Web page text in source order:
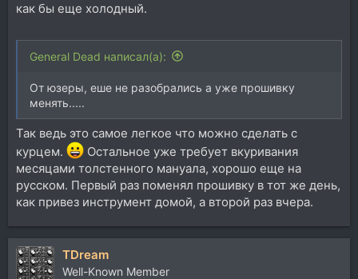
как бы еще холодный.
General Dead написал(а):
От юзеры, еше не разобрались а уже прошивку
менять.....
Так ведь это самое легкое что можно сделать с
курцем.
Остальное уже требует вкуривания
месяцами толстенного мануала, хорошо еще на
русском. Первый раз поменял прошивку в тот же день,
как привез инструмент домой, а второй раз вчера.
TDream
Well-Known Member